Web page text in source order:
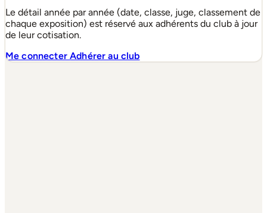
Le détail année par année (date, classe, juge, classement de
chaque exposition) est réservé aux adhérents du club à jour
de leur cotisation.
Me connecterAdhérer au club